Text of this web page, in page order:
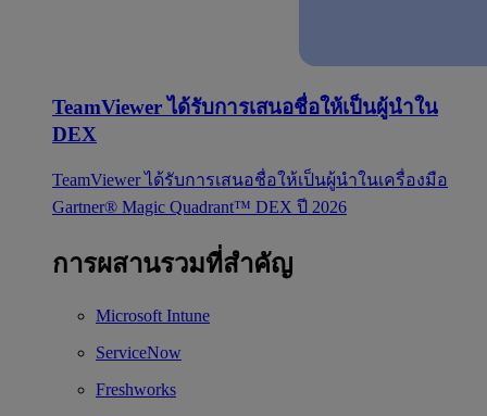
TeamViewer ได้รับการเสนอชื่อให้เป็นผู้นำใน
DEX
TeamViewer ได้รับการเสนอชื่อให้เป็นผู้นำในเครื่องมือ
Gartner® Magic Quadrant™ DEX ปี 2026
การผสานรวมที่สำคัญ
Microsoft Intune
ServiceNow
Freshworks